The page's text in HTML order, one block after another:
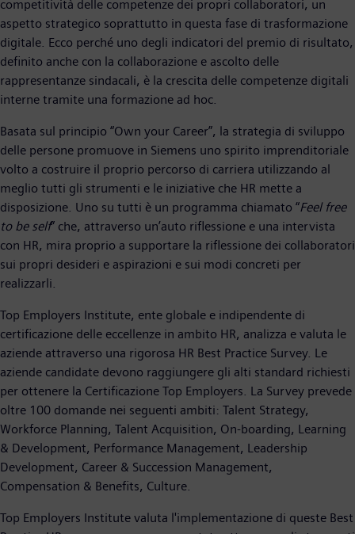
competitività delle competenze dei propri collaboratori, un
aspetto strategico soprattutto in questa fase di trasformazione
digitale. Ecco perché uno degli indicatori del premio di risultato,
definito anche con la collaborazione e ascolto delle
rappresentanze sindacali, è la crescita delle competenze digitali
interne tramite una formazione ad hoc.
Basata sul principio “Own your Career”, la strategia di sviluppo
delle persone promuove in Siemens uno spirito imprenditoriale
volto a costruire il proprio percorso di carriera utilizzando al
meglio tutti gli strumenti e le iniziative che HR mette a
disposizione. Uno su tutti è un programma chiamato “Feel free
to be self” che, attraverso un’auto riflessione e una intervista
con HR, mira proprio a supportare la riflessione dei collaboratori
sui propri desideri e aspirazioni e sui modi concreti per
realizzarli.
Top Employers Institute, ente globale e indipendente di
certificazione delle eccellenze in ambito HR, analizza e valuta le
aziende attraverso una rigorosa HR Best Practice Survey. Le
aziende candidate devono raggiungere gli alti standard richiesti
per ottenere la Certificazione Top Employers. La Survey prevede
oltre 100 domande nei seguenti ambiti: Talent Strategy,
Workforce Planning, Talent Acquisition, On-boarding, Learning
& Development, Performance Management, Leadership
Development, Career & Succession Management,
Compensation & Benefits, Culture.
Top Employers Institute valuta l'implementazione di queste Best